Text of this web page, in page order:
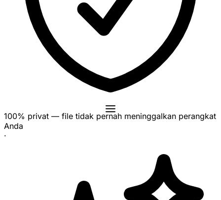
100% privat — file tidak pernah meninggalkan perangkat
Anda
·